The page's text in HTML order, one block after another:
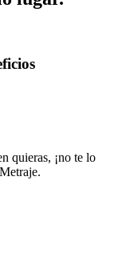
quieras, ¡no te lo